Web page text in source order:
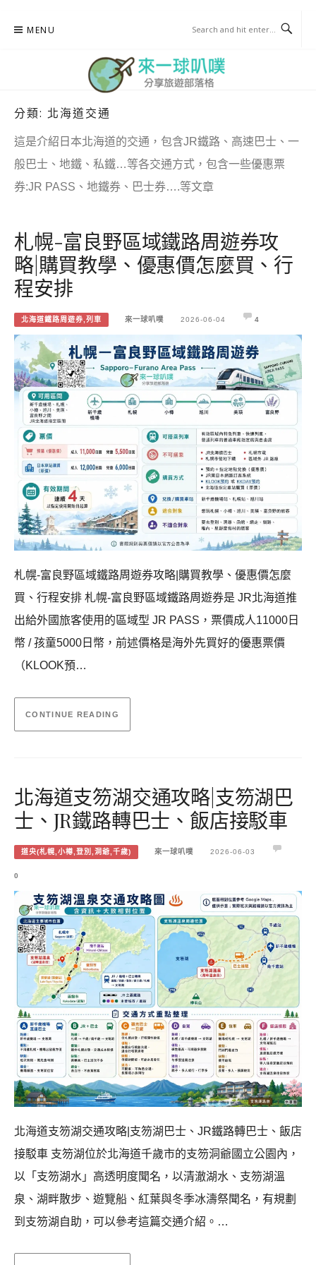
MENU
來一球叭噗
分類: 北海道交通
這是介紹日本北海道的交通，包含JR鐵路、高速巴士、一
般巴士、地鐵、私鐵…等各交通方式，包含一些優惠票
券:JR PASS、地鐵券、巴士券….等文章
札幌-富良野區域鐵路周遊券攻
略|購買教學、優惠價怎麼買、行
程安排
北海道鐵路周遊券,列車 來一球叭噗 2026-06-04 4
札幌-富良野區域鐵路周遊券攻略|購買教學、優惠價怎麼
買、行程安排 札幌-富良野區域鐵路周遊券是 JR北海道推
出給外國旅客使用的區域型 JR PASS，票價成人11000日
幣 / 孩童5000日幣，前述價格是海外先買好的優惠票價
（KLOOK預…
CONTINUE READING
北海道支笏湖交通攻略|支笏湖巴
士、JR鐵路轉巴士、飯店接駁車
道央(札幌,小樽,登別,洞爺,千歲) 來一球叭噗 2026-06-03
0
北海道支笏湖交通攻略|支笏湖巴士、JR鐵路轉巴士、飯店
接駁車 支笏湖位於北海道千歲市的支笏洞爺國立公園內，
以「支笏湖水」高透明度聞名，以清澈湖水、支笏湖溫
泉、湖畔散步、遊覽船、紅葉與冬季冰濤祭聞名，有規劃
到支笏湖自助，可以參考這篇交通介紹。…